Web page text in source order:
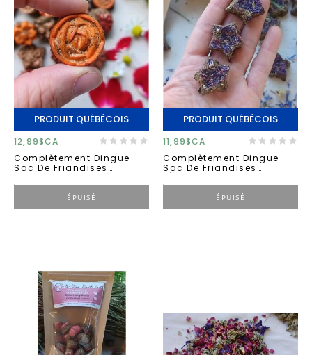
PRODUIT QUÉBÉCOIS
12,99$CA
Complètement Dingue
Sac De Friandises
ÉPUISÉ
PRODUIT QUÉBÉCOIS
11,99$CA
Complètement Dingue
Sac De Friandises
ÉPUISÉ